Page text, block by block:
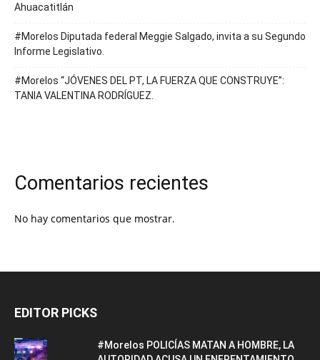
Ahuacatitlán
#Morelos Diputada federal Meggie Salgado, invita a su Segundo
Informe Legislativo.
#Morelos “JÓVENES DEL PT, LA FUERZA QUE CONSTRUYE”:
TANIA VALENTINA RODRÍGUEZ.
Comentarios recientes
No hay comentarios que mostrar.
EDITOR PICKS
#Morelos POLICÍAS MATAN A HOMBRE, LA